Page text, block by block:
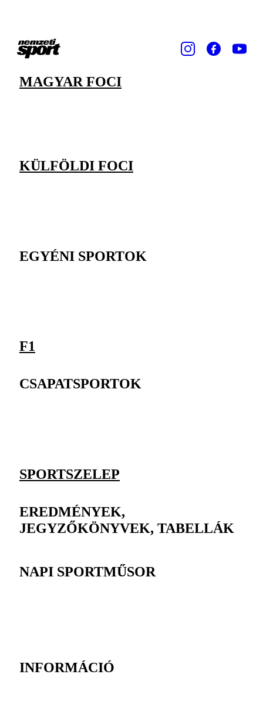
MAGYAR FOCI
KÜLFÖLDI FOCI
EGYÉNI SPORTOK
F1
CSAPATSPORTOK
SPORTSZELEP
EREDMÉNYEK,
JEGYZŐKÖNYVEK, TABELLÁK
NAPI SPORTMŰSOR
INFORMÁCIÓ